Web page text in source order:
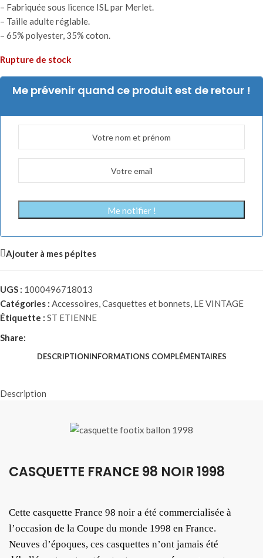
– Fabriquée sous licence ISL par Merlet.
– Taille adulte réglable.
– 65% polyester, 35% coton.
Rupture de stock
Me prévenir quand ce produit est de retour !
Me notifier !
Ajouter à mes pépites
UGS : 1000496718013
Catégories : Accessoires,Casquettes et bonnets, LE VINTAGE
Étiquette : ST ETIENNE
Share:
DESCRIPTIONINFORMATIONS COMPLÉMENTAIRES
Description
CASQUETTE FRANCE 98 NOIR 1998
Cette casquette France 98 noir a été commercialisée à
l’occasion de la Coupe du monde 1998 en France.
Neuves d’époques, ces casquettes n’ont jamais été